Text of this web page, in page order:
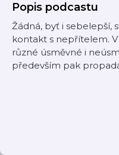
Popis podcastu
Žádná, byť i sebelepší,
kontakt s nepřítelem.
různé úsměvné i
především pak